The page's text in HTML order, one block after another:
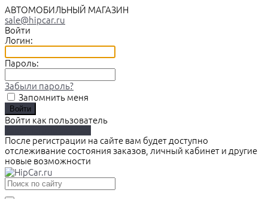
АВТОМОБИЛЬНЫЙ МАГАЗИН
sale@hipcar.ru
Войти
Логин:
Пароль:
Забыли пароль?
Запомнить меня
Войти как пользователь
После регистрации на сайте вам будет доступно
отслеживание состояния заказов, личный кабинет и другие
новые возможности